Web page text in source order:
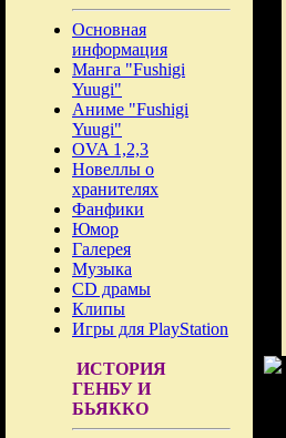
Основная
информация
Манга "Fushigi
Yuugi"
Аниме "Fushigi
Yuugi"
OVA 1,2,3
Новеллы о
хранителях
Фанфики
Юмор
Галерея
Музыка
CD драмы
Клипы
Игры для PlayStation
ИСТОРИЯ
ГЕНБУ И
БЬЯККО